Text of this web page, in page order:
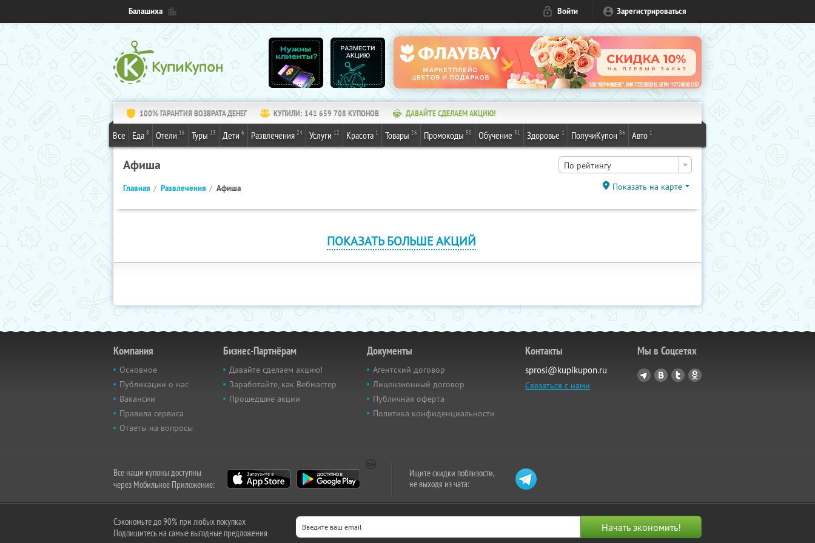
Балашиха Войти Зарегистрироваться
100% ГАРАНТИЯ ВОЗВРАТА ДЕНЕГ КУПИЛИ: 141 659 708 КУПОНОВ ДАВАЙТЕ СДЕЛАЕМ АКЦИЮ!
Все Еда 8 Отели 16 Туры 13 Дети 6 Развлечения 24 Услуги 12 Красота 1 Товары 26 Промокоды 50 Обучение 31 Здоровье 1 ПолучиКупон 86 Авто 1
Афиша По рейтингу
Главная Развлечения Афиша Показать на карте
ПОКАЗАТЬ БОЛЬШЕ АКЦИЙ
Компания
Основное
Публикации о нас
Вакансии
Правила сервиса
Ответы на вопросы
Бизнес-Партнёрам
Давайте сделаем акцию!
Заработайте, как Вебмастер
Прошедшие акции
Документы
Агентский договор
Лицензионный договор
Публичная оферта
Политика конфиденциальности
Контакты
sprosi@kupikupon.ru
Связаться с нами
Мы в Соцсетях
Все наши купоны доступны
через Мобильное Приложение:
Ищите скидки поблизости,
не выходя из чата:
Сэкономьте до 90% при любых покупках
Подпишитесь на самые выгодные предложения